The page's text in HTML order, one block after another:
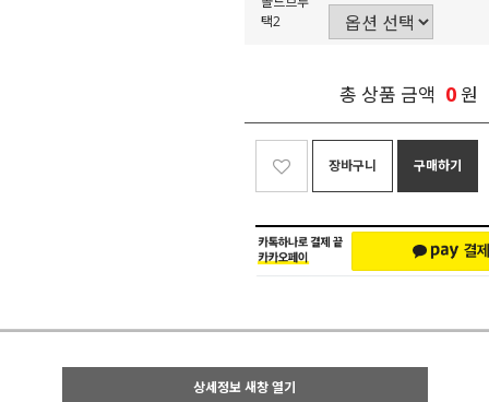
택2
총 상품 금액 0원
장바구니 구매하기
상세정보 새창 열기